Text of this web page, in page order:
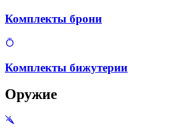
Комплекты брони
Комплекты бижутерии
Оружие